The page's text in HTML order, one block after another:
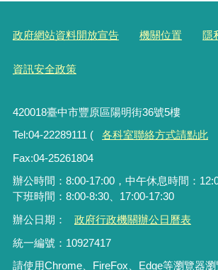
政府網站資料開放宣告 機關位置 隱
資訊安全政策
420018臺中市豐原區陽明街36號5樓
Tel:04-22289111 (
各科室聯絡方式請點此
Fax:04-25261804
辦公時間：8:00-17:00，中午休息時間：
下班時間：8:00-8:30、17:00-17:30
辦公日期：
政府行政機關辦公日曆表
統一編號：10927417
請使用Chrome、FireFox、Edge等瀏覽器瀏